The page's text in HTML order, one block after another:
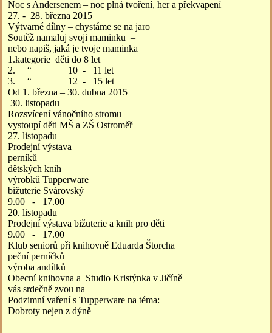
Noc s Andersenem – noc plná tvoření, her a překvapení
27. - 28. března 2015
Výtvarné dílny – chystáme se na jaro
Soutěž namaluj svoji maminku –
nebo napiš, jaká je tvoje maminka
1.kategorie děti do 8 let
2. “ 10 - 11 let
3. “ 12 - 15 let
Od 1. března – 30. dubna 2015
30. listopadu
Rozsvícení vánočního stromu
vystoupí děti MŠ a ZŠ Ostroměř
27. listopadu
Prodejní výstava
perníků
dětských knih
výrobků Tupperware
bižuterie Svárovský
9.00 - 17.00
20. listopadu
Prodejní výstava bižuterie a knih pro děti
9.00 - 17.00
Klub seniorů při knihovně Eduarda Štorcha
peční perníčků
výroba andílků
Obecní knihovna a Studio Kristýnka v Jičíně
vás srdečně zvou na
Podzimní vaření s Tupperware na téma:
Dobroty nejen z dýně